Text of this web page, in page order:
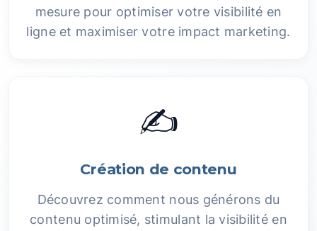
mesure pour optimiser votre visibilité en
ligne et maximiser votre impact marketing.
✍️
Création de contenu
Découvrez comment nous générons du
contenu optimisé, stimulant la visibilité en